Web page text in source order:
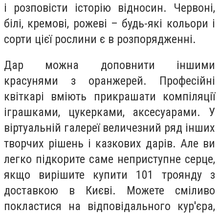
і розповісти історію відносин. Червоні,
білі, кремові, рожеві – будь-які кольори і
сорти цієї рослини є в розпорядженні.
Дар можна доповнити іншими
красунями з оранжерей. Професійні
квіткарі вміють прикрашати компіляції
іграшками, цукерками, аксесуарами. У
віртуальній галереї величезний ряд інших
творчих рішень і казкових дарів. Але ви
легко підкорите саме неприступне серце,
якщо вирішите купити 101 троянду з
доставкою в Києві. Можете сміливо
покластися на відповідального кур'єра,